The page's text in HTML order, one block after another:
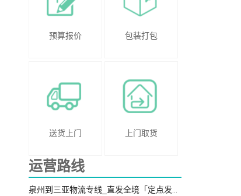
预算报价 包装打包
送货上门 上门取货
运营路线
泉州到三亚物流专线_直发全境「定点发车」